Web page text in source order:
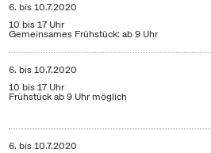
6. bis10.7.2020
10 bis 17 Uhr
Gemeinsames Frühstück: ab 9 Uhr
6. bis10.7.2020
10 bis 17 Uhr
Frühstück ab 9 Uhr möglich
6. bis10.7.2020